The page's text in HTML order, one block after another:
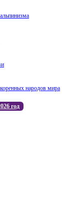
народов мира
год